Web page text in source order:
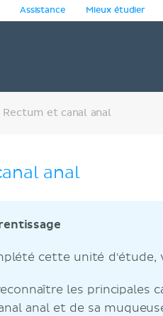
Assistance Mieux étudier
Rectum et canal anal
anal
cette unité d'étude,
les principales
anal et de sa